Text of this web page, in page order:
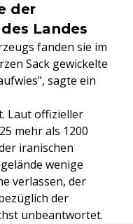
der
Landes
fanden sie im
Sack gewickelte
sagte ein
Laut offizieller
mehr als 1200
iranischen
wenige
verlassen, der
der
unbeantwortet.